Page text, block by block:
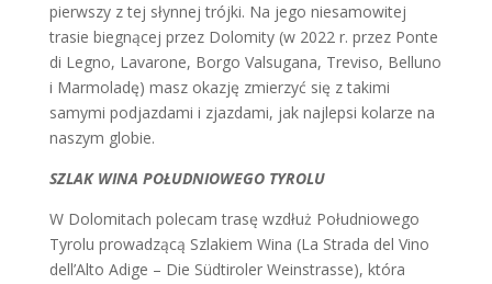
pierwszy z tej słynnej trójki. Na jego niesamowitej
trasie biegnącej przez Dolomity (w 2022 r. przez Ponte
di Legno, Lavarone, Borgo Valsugana, Treviso, Belluno
i Marmoladę) masz okazję zmierzyć się z takimi
samymi podjazdami i zjazdami, jak najlepsi kolarze na
naszym globie.
SZLAK WINA POŁUDNIOWEGO TYROLU
W Dolomitach polecam trasę wzdłuż Południowego
Tyrolu prowadzącą Szlakiem Wina (La Strada del Vino
dell’Alto Adige – Die Südtiroler Weinstrasse), która